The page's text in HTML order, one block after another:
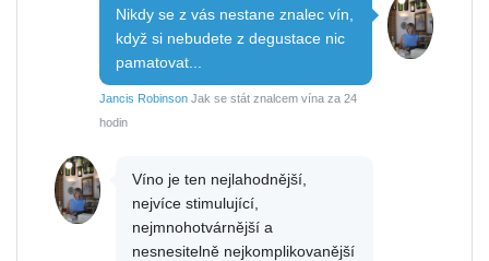
Nikdy se z vás nestane znalec vín,
když si nebudete z degustace nic
pamatovat...
Jancis Robinson Jak se stát znalcem vína za 24
hodin
Víno je ten nejlahodnější,
nejvíce stimulující,
nejmnohotvárnější a
nesnesitelně nejkomplikovanější